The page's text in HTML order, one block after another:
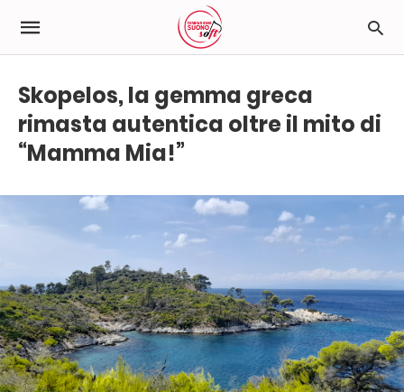
Skopelos, la gemma greca
rimasta autentica oltre il mito di
“Mamma Mia!”